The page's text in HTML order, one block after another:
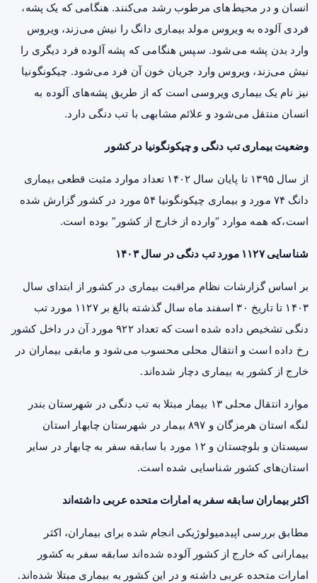
انسان و در محیط‌های مرطوب رشد می‌کنند. هنگامی‌ که یک پشه،
فردی آلوده به ویروس مولد بیماری دانگ را نیش می‌زند، ویروس
وارد بدن پشه می‌شود. سپس هنگامی‌ که پشه آلوده فرد دیگری را
نیش می‌زند، ویروس وارد جریان خون آن فرد می‌شود. چیکونگونیا
نیز نام یک بیماری ویروسی است که از طریق پشه‌های آلوده به
انسان منتقل می‌شود و علائم مشابهی با تب دنگی دارد.
وضعیت بیماری تب دنگی و چیکونگونیا در کشور
از سال ۱۳۹۵ تا پایان سال ۱۴۰۲ تعداد موارد مثبت قطعی بیماری
دانگ ۷۴ مورد و بیماری چیکونگونیا ۵۴ مورد در کشور گزارش شده
است،که همه موارد “وارده از خارج از کشور” بوده است.
شناسایی ۱۱۲۷ مورد تب دنگی در سال ۱۴۰۳
بر اساس گزارشات نظام مراقبت بیماری در کشور از ابتدای سال
۱۴۰۳ تا تاریخ ۳۰ اسفند ماه سال گذشته بالغ بر ۱۱۲۷ مورد تب
دنگی تشخیص داده شده است که تعداد ۹۲۲ مورد آن در داخل کشور
رخ داده است و انتقال محلی محسوب می‌شود و مابقی بیماران در
خارج از کشور به بیماری دچار شده‌اند.
موارد انتقال محلی ۱۳ بیمار مبتلا به تب دنگی در شهرستان بندر
لنگه استان هرمزگان و ۸۹۷ بیمار در شهرستان چابهار استان
سیستان و بلوچستان و ۱۲ مورد با سابقه سفر به چابهار در سایر
استان‌های کشور شناسایی شده است.
اکثر بیماران سابقه سفر به امارات متحده عربی داشته‌اند
مطابق بررسی اپیدمیولوژیکی انجام شده برای بیماران، اکثر
بیمارانی که خارج از کشور آلوده شده‌اند سابقه سفر به کشور
امارات متحده عربی داشته و در این کشور به بیماری مبتلا شده‌اند.